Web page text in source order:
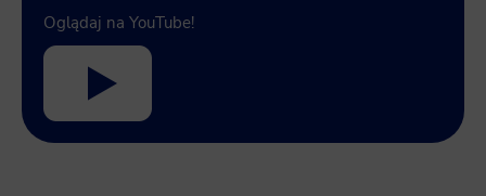
Oglądaj na YouTube!